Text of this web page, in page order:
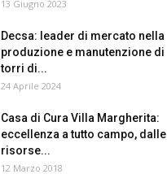
13 Giugno 2023
Decsa: leader di mercato nella
produzione e manutenzione di
torri di...
24 Aprile 2024
Casa di Cura Villa Margherita:
eccellenza a tutto campo, dalle
risorse...
12 Marzo 2018